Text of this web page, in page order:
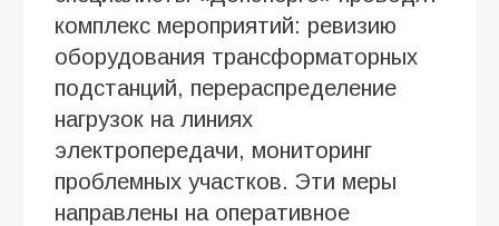
комплекс мероприятий: ревизию
оборудования трансформаторных
подстанций, перераспределение
нагрузок на линиях
электропередачи, мониторинг
проблемных участков. Эти меры
направлены на оперативное